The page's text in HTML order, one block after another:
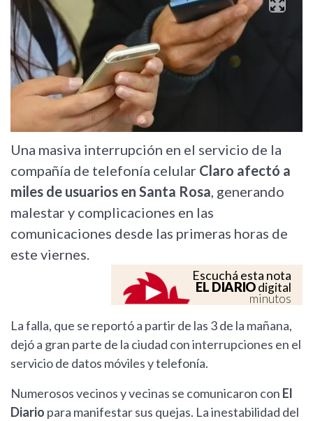
Una masiva interrupción en el servicio de la
compañía de telefonía celular Claro afectó a
miles de usuarios en Santa Rosa, generando
malestar y complicaciones en las
comunicaciones desde las primeras horas de
este viernes.
Escuchá esta nota
EL DIARIOdigital
minutos
La falla, que se reportó a partir de las 3 de la mañana,
dejó a gran parte de la ciudad con interrupciones en el
servicio de datos móviles y telefonía.
Numerosos vecinos y vecinas se comunicaron con El
Diario para manifestar sus quejas. La inestabilidad del